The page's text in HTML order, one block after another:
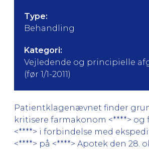
Type:
Behandling
Kategori:
Vejledende og principielle
(før 1/1-2011)
Patientklagenævnet finder
kritisere farmakonom <****> og
<****> i forbindelse med
<****> på <****> Apotek den 28.